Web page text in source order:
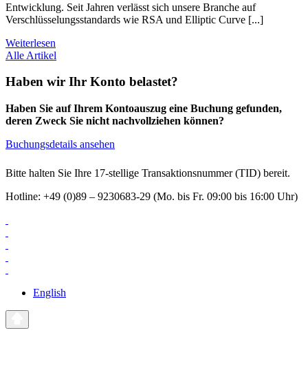
Entwicklung. Seit Jahren verlässt sich unsere Branche auf
Verschlüsselungsstandards wie RSA und Elliptic Curve [...]
Weiterlesen
Alle Artikel
Haben wir Ihr Konto belastet?
Haben Sie auf Ihrem Kontoauszug eine Buchung gefunden,
deren Zweck Sie nicht nachvollziehen können?
Buchungsdetails ansehen
Bitte halten Sie Ihre 17-stellige Transaktionsnummer (TID) bereit.
Hotline: +49 (0)89 – 9230683-29 (Mo. bis Fr. 09:00 bis 16:00 Uhr)
English